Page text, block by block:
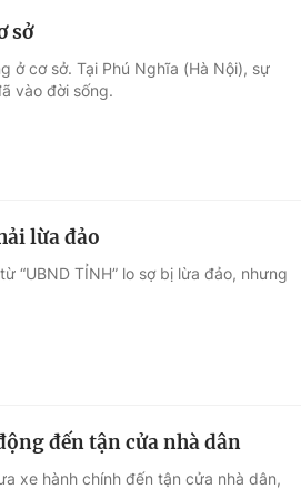
sở
ở cơ sở. Tại Phú Nghĩa (Hà Nội), sự
vào đời sống.
lừa đảo
“UBND TỈNH” lo sợ bị lừa đảo, nhưng
đến tận cửa nhà dân
xe hành chính đến tận cửa nhà dân,